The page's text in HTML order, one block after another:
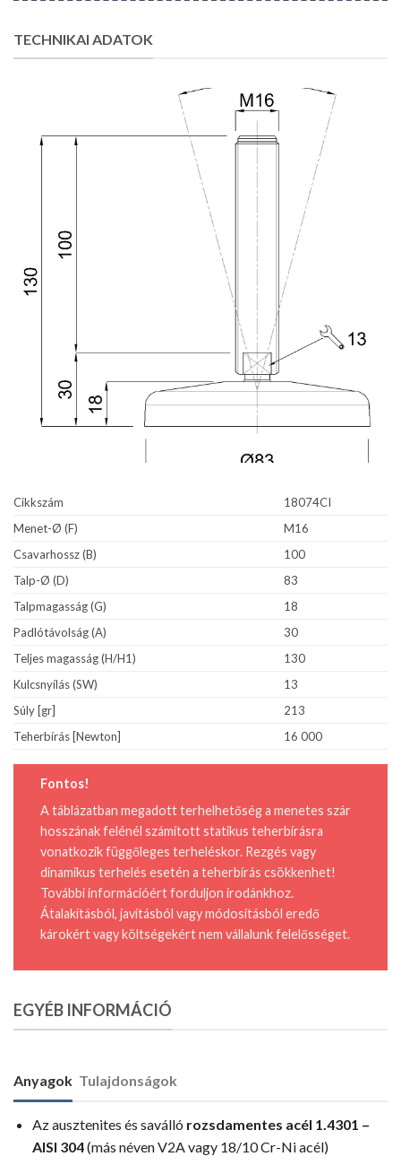
TECHNIKAI ADATOK
Cikkszám
18074CI
Menet-Ø (F)
M16
Csavarhossz (B)
100
Talp-Ø (D)
83
Talpmagasság (G)
18
Padlótávolság (A)
30
Teljes magasság (H/H1)
130
Kulcsnyílás (SW)
13
Súly [gr]
213
Teherbírás [Newton]
16 000
Fontos!
A táblázatban megadott terhelhetőség a menetes szár
hosszának felénél számított statikus teherbírásra
vonatkozik függőleges terheléskor. Rezgés vagy
dinamikus terhelés esetén a teherbírás csökkenhet!
További információért forduljon irodánkhoz.
Átalakításból, javításból vagy módosításból eredő
károkért vagy költségekért nem vállalunk felelősséget.
EGYÉB INFORMÁCIÓ
Anyagok Tulajdonságok
Az ausztenites és saválló rozsdamentes acél 1.4301 –
AISI 304(más néven V2A vagy 18/10 Cr-Ni acél)